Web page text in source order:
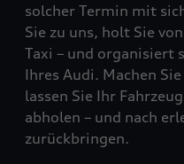
solcher Termin mit
Sie zu uns, holt Sie
Taxi – und organisiert
Ihres Audi. Machen
lassen Sie Ihr
abholen – und nach
zurückbringen.